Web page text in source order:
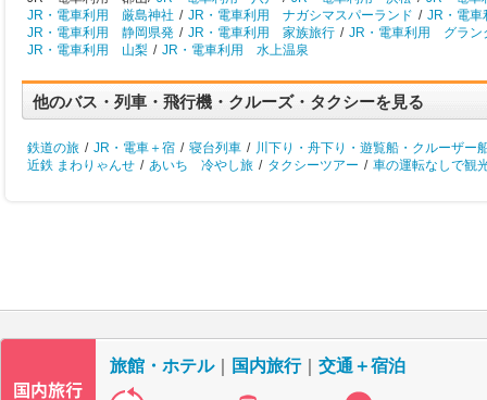
JR・電車利用 厳島神社 / JR・電車利用 ナガシマスパーランド / JR・電
JR・電車利用 静岡県発 / JR・電車利用 家族旅行 / JR・電車利用 グラン
JR・電車利用 山梨 / JR・電車利用 水上温泉
他のバス・列車・飛行機・クルーズ・タクシーを見る
鉄道の旅 / JR・電車＋宿 / 寝台列車 / 川下り・舟下り・遊覧船・クルーザー
近鉄 まわりゃんせ / あいち 冷やし旅 / タクシーツアー / 車の運転なしで観
旅館・ホテル｜ 国内旅行｜ 交通＋宿泊